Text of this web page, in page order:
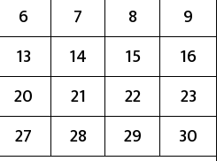
6 7 8
9
13 14 15
16
20 21 22
23
27 28 29
30